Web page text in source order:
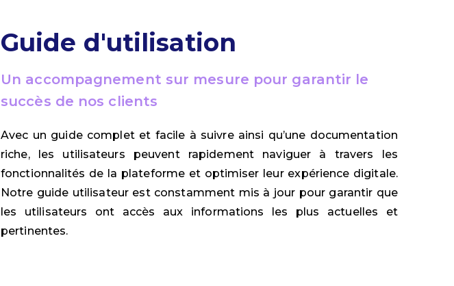
Guide d'utilisation
Un accompagnement sur mesure pour garantir le
succès de nos clients
Avec un guide complet et facile à suivre ainsi qu’une documentation
riche, les utilisateurs peuvent rapidement naviguer à travers les
fonctionnalités de la plateforme et optimiser leur expérience digitale.
Notre guide utilisateur est constamment mis à jour pour garantir que
les utilisateurs ont accès aux informations les plus actuelles et
pertinentes.